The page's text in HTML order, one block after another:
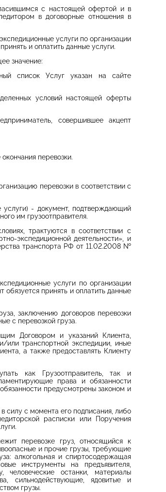
с настоящей офертой и в
в договорные отношения в
услуги по организации
и оплатить данные услуги.
значение:
список Услуг указан на сайте
условий настоящей оферты
совершившее акцепт
перевозки.
перевозки в соответствии с
- документ, подтверждающий
им грузоотправителя.
трактуются в соответствии с
экспедиционной деятельности», и
транспорта РФ от 11.02.2008 №
услуги по организации
принять и оплатить данные
заключению договоров перевозки
с перевозкой груза.
Договором и указаний Клиента,
или транспортной экспедиции, иные
а также предоставлять Клиенту
как Грузоотправитель, так и
права и обязанности
предусмотрены законом и
силу с момента его подписания, либо
расписки или Поручения
перевозке груз, относящийся к
и прочие грузы, требующие
алкогольная и спиртосодержащая
инструменты на предъявителя,
останки, материалы
сильнодействующие, ядовитые и
грузы.